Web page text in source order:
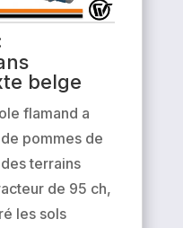
belge
flamand a
pommes de
terrains
de 95 ch,
les sols